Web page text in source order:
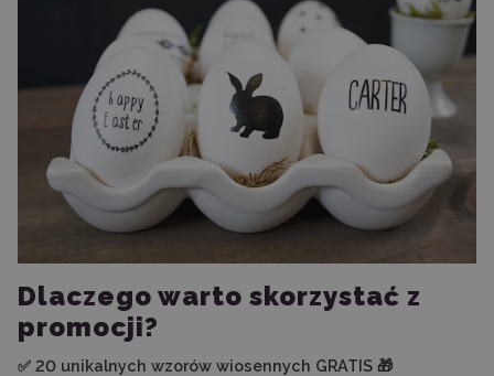
Dlaczego warto skorzystać z
promocji?
✅ 20 unikalnych wzorów wiosennych GRATIS 🎁